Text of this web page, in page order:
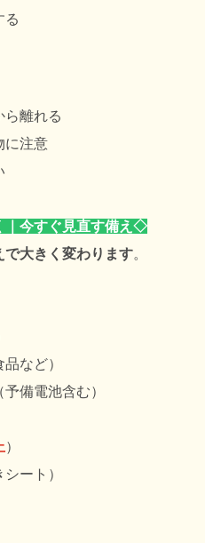
る
ら離れる
に注意
今すぐ見直す備え ◇
で大きく変わります。
など）
備電池含む）
）
ート）